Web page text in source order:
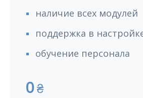
наличие всех модулей
поддержка в
обучение персонала
0₴